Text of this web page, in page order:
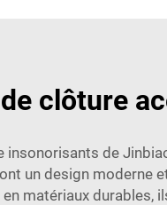
clôture
insonorisants de
un design
matériaux